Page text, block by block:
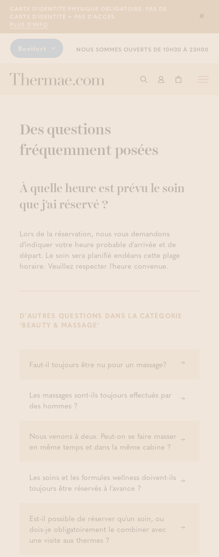
CARTE D'IDENTITÉ PHYSIQUE OBLIGATOIRE. PAS DE
CARTE D'IDENTITÉ = PAS D'ACCÈS.
PLUS D'INFO
Sluit
Boetfort NOUS SOMMES OUVERTS DE 10H30 À 23H00
Commencer à
Connexion
Panier
Des questions
fréquemment posées
À quelle heure est prévu le soin
que j'ai réservé ?
Lors de la réservation, nous vous demandons
d'indiquer votre heure probable d'arrivée et de
départ. Le soin sera planifié endéans cette plage
horaire. Veuillez respecter l'heure convenue.
D'AUTRES QUESTIONS DANS LA CATÉGORIE
‘BEAUTY & MASSAGE’
Faut-il toujours être nu pour un massage?
Les massages sont-ils toujours effectués par
des hommes ?
Nous venons à deux. Peut-on se faire masser
en même temps et dans la même cabine ?
Les soins et les formules wellness doivent-ils
toujours être réservés à l'avance ?
Est-il possible de réserver qu'un soin, ou
dois-je obligatoirement le combiner avec
une visite aux thermes ?